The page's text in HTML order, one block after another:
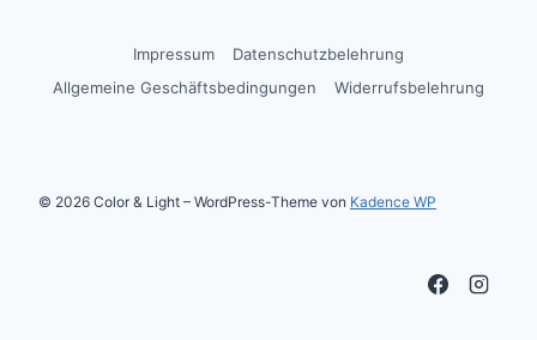
Impressum
Datenschutzbelehrung
Allgemeine Geschäftsbedingungen
Widerrufsbelehrung
© 2026 Color & Light – WordPress-Theme von Kadence WP